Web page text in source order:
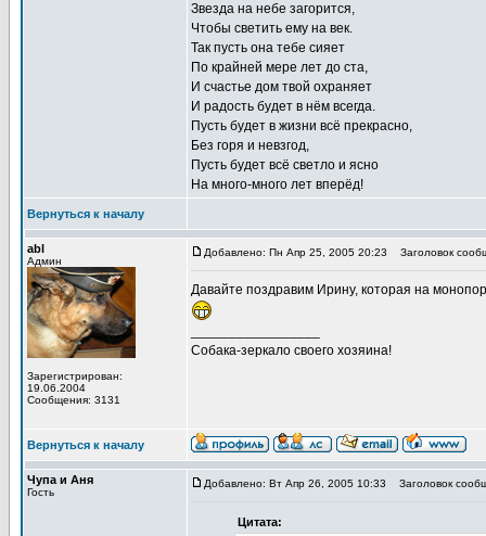
Звезда на небе загорится,
Чтобы светить ему на век.
Так пусть она тебе сияет
По крайней мере лет до ста,
И счастье дом твой охраняет
И радость будет в нём всегда.
Пусть будет в жизни всё прекрасно,
Без горя и невзгод,
Пусть будет всё светло и ясно
На много-много лет вперёд!
Вернуться к началу
abl
Админ
Зарегистрирован:
19.06.2004
Сообщения: 3131
Добавлено: Пн Апр 25, 2005 20:23 Заголовок
Давайте поздравим Ирину, которая на
Собака-зеркало своего хозяина!
Вернуться к началу
Чупа и Аня
Гость
Добавлено: Вт Апр 26, 2005 10:33 Заголовок
Цитата: